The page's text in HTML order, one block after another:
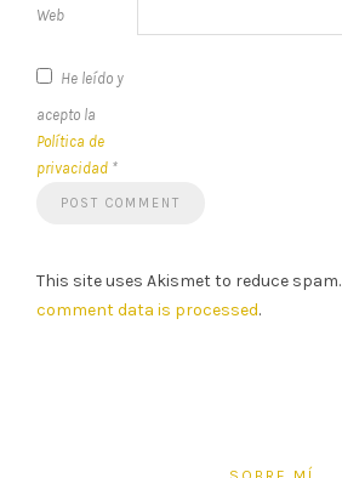
Web
He leído y
acepto la
Política de
privacidad *
This site uses Akismet to reduce spam.
comment data is processed.